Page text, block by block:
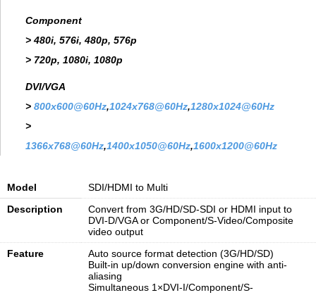
Component
> 480i, 576i, 480p, 576p
> 720p, 1080i, 1080p
DVI/VGA
> 800x600@60Hz,1024x768@60Hz,1280x1024@60Hz
>
1366x768@60Hz,1400x1050@60Hz,1600x1200@60Hz
Model
SDI/HDMI to Multi
Description
Convert from 3G/HD/SD-SDI or HDMI input to
DVI-D/VGA or Component/S-Video/Composite
video output
Feature
Auto source format detection (3G/HD/SD)
Built-in up/down conversion engine with anti-
aliasing
Simultaneous 1×DVI-I/Component/S-